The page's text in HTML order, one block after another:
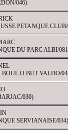
046)
PETANQUE
DU PARC ALBI/
BOUL O BUT VALDO/
030)
SERVIANAISE/034)